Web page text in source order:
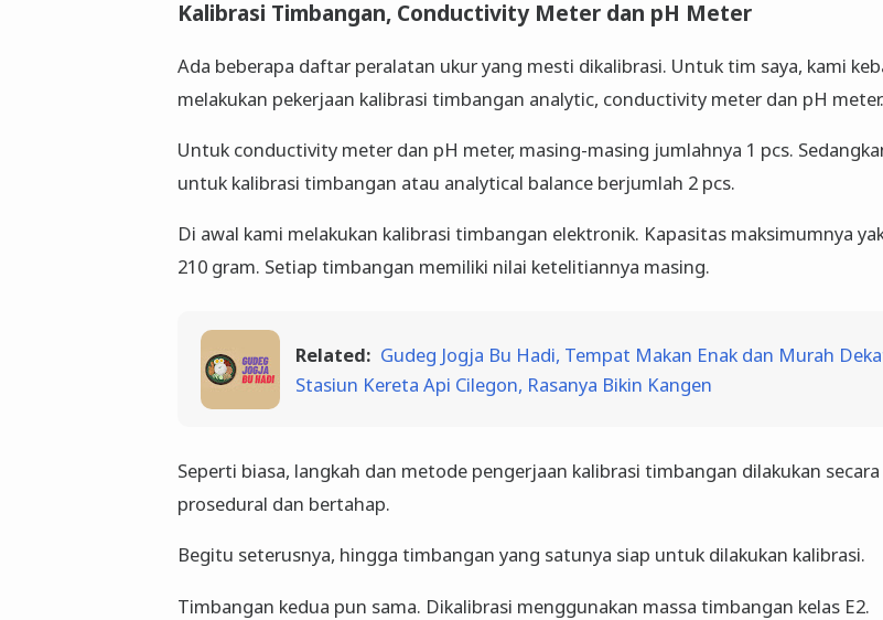
Kalibrasi Timbangan, Conductivity Meter dan pH Meter
Ada beberapa daftar peralatan ukur yang mesti dikalibrasi. Untuk tim saya, kami
melakukan pekerjaan kalibrasi timbangan analytic, conductivity meter dan pH meter.
Untuk conductivity meter dan pH meter, masing-masing jumlahnya 1 pcs.
untuk kalibrasi timbangan atau analytical balance berjumlah 2 pcs.
Di awal kami melakukan kalibrasi timbangan elektronik. Kapasitas maksimumnya
210 gram. Setiap timbangan memiliki nilai ketelitiannya masing.
Related: Gudeg Jogja Bu Hadi, Tempat Makan Enak dan Murah
Stasiun Kereta Api Cilegon, Rasanya Bikin Kangen
Seperti biasa, langkah dan metode pengerjaan kalibrasi timbangan dilakukan secara
prosedural dan bertahap.
Begitu seterusnya, hingga timbangan yang satunya siap untuk dilakukan kalibrasi.
Timbangan kedua pun sama. Dikalibrasi menggunakan massa timbangan kelas E2.